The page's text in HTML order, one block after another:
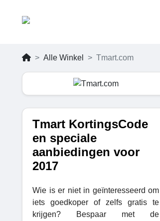
Alle Winkel Tmart.com
Tmart KortingsCode
en speciale
aanbiedingen voor
2017
Wie is er niet in geïnteresseerd om
iets goedkoper of zelfs gratis te
krijgen? Bespaar met de